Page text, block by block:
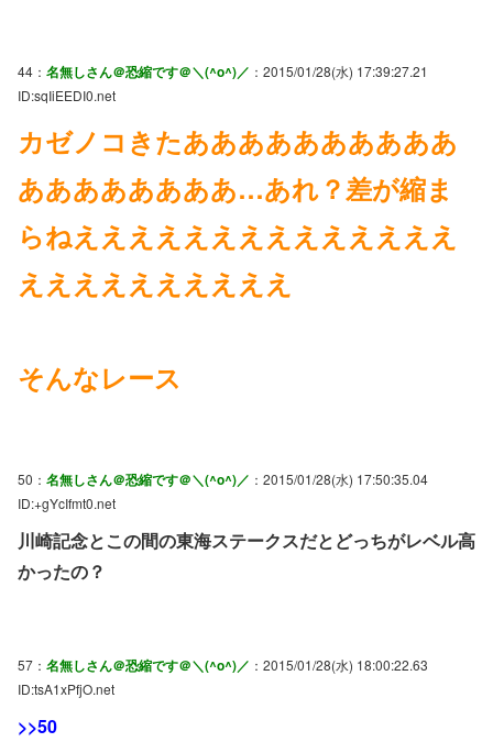
44： 名無しさん＠恐縮です＠＼(^o^)／ ：2015/01/28(水) 17:39:27.21
ID:sqIiEEDI0.net
カゼノコきたああああああああああ
ああああああああ…あれ？差が縮ま
らねええええええええええええええ
ええええええええええ
そんなレース
50： 名無しさん＠恐縮です＠＼(^o^)／ ：2015/01/28(水) 17:50:35.04
ID:+gYcIfmt0.net
川崎記念とこの間の東海ステークスだとどっちがレベル高
かったの？
57： 名無しさん＠恐縮です＠＼(^o^)／ ：2015/01/28(水) 18:00:22.63
ID:tsA1xPfjO.net
>>50